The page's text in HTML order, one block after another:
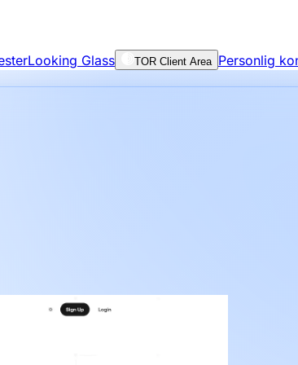
Looking Glass TOR Client Area Personlig